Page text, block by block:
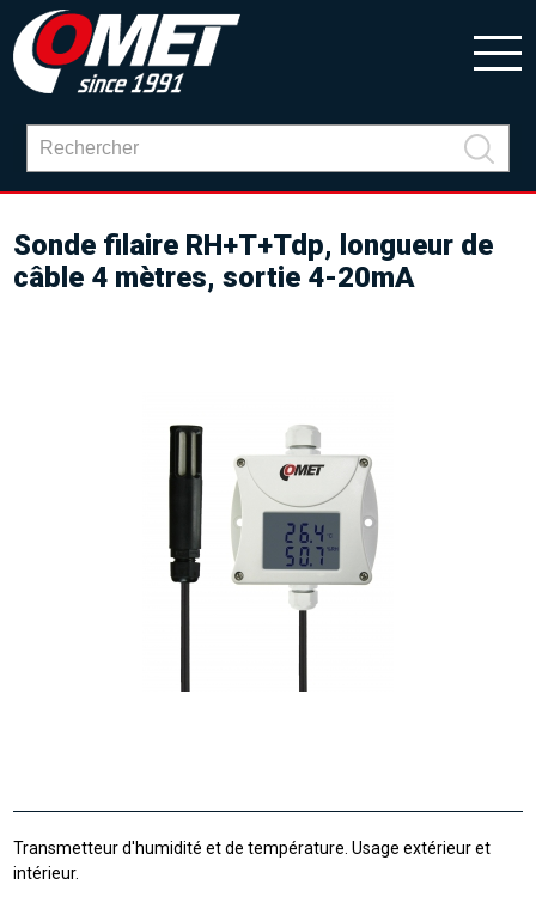
Sonde filaire RH+T+Tdp, longueur de
câble 4 mètres, sortie 4-20mA
Transmetteur d'humidité et de température. Usage extérieur et
intérieur.